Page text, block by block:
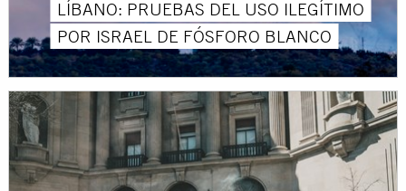
LÍBANO: PRUEBAS DEL USO ILEGÍTIMO
POR ISRAEL DE FÓSFORO BLANCO